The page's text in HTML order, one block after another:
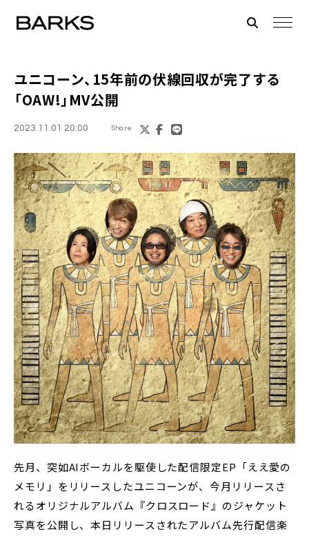
ユニコーン、15年前の伏線回収が完了する
「OAW!」MV公開
2023.11.01 20:00 Share
先月、突如AIボーカルを駆使した配信限定EP「ええ愛の
メモリ」をリリースしたユニコーンが、今月リリースさ
れるオリジナルアルバム『クロスロード』のジャケット
写真を公開し、本日リリースされたアルバム先行配信楽